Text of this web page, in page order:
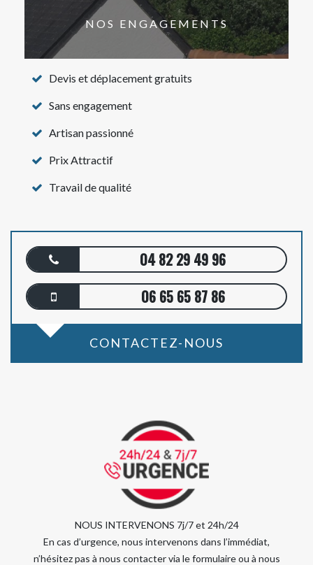
NOS ENGAGEMENTS
Devis et déplacement gratuits
Sans engagement
Artisan passionné
Prix Attractif
Travail de qualité
04 82 29 49 96
06 65 65 87 86
CONTACTEZ-NOUS
NOUS INTERVENONS 7j/7 et 24h/24
En cas d’urgence, nous intervenons dans l’immédiat,
n’hésitez pas à nous contacter via le formulaire ou à nous